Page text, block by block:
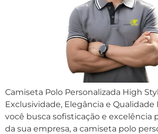
Camiseta Polo Personalizada High
Exclusividade, Elegância e Qualidade
você busca sofisticação e excelência
da sua empresa, a camiseta polo